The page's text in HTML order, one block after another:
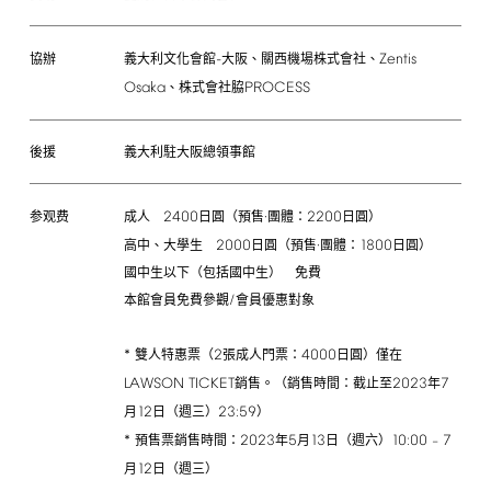
協辦 義大利文化會館-大阪、關西機場株式會社、 Zentis
Osaka、株式會社脇PROCESS
後援 義大利駐大阪總領事館
参观费 成人 2400 日圓（預售·團體： 2200 日圓）
高中、大學生 2000 日圓（預售·團體： 1800 日圓）
國中生以下（包括國中生） 免費
本館會員免費參觀/會員優惠對象
* 雙人特惠票（2張成人門票： 4000 日圓）僅在
LAWSON TICKET銷售。（銷售時間：截止至2023年7
月 12 日（週三） 23:59）
* 預售票銷售時間： 2023年5月 13 日（週六） 10:00 – 7
月 12 日（週三）